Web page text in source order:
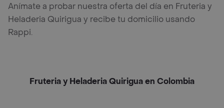
Anímate a probar nuestra oferta del día en Fruteria y
Heladeria Quirigua y recibe tu domicilio usando
Rappi.
Fruteria y Heladeria Quirigua en Colombia